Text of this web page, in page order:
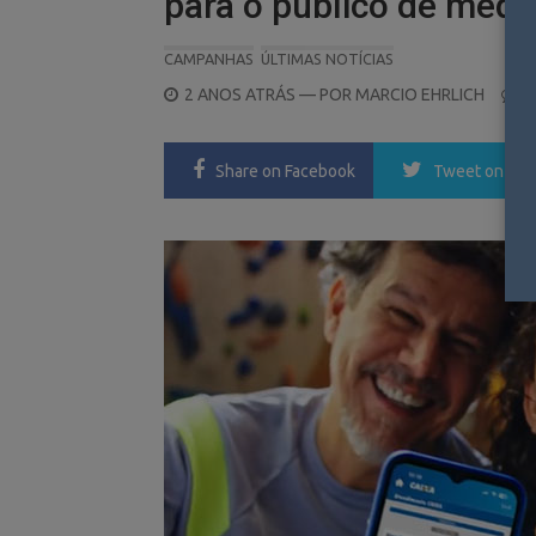
CAMPANHAS ÚLTIMAS NOTÍCIAS
POSTED
2 ANOS ATRÁS — POR MARCIO EHRLICH
Share on Facebook Tweet on